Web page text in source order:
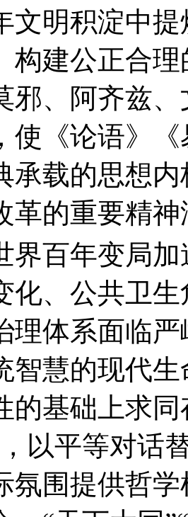
文明积淀中
构建公正合
邪、阿齐兹
使《论语》
承载的思想
革的重要精神
百年变局加
化、公共卫
理体系面临
智慧的现代
的基础上求
以平等对话
氛围提供哲